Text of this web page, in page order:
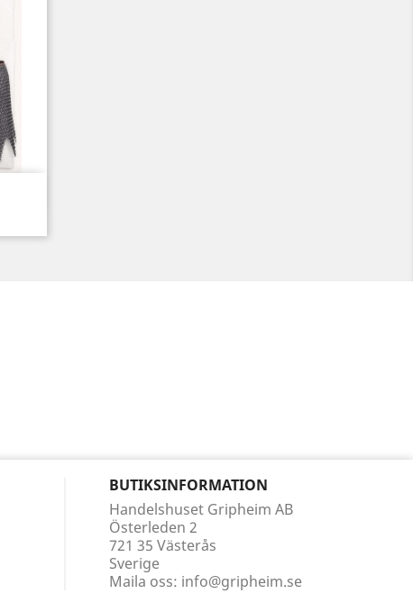
BUTIKSINFORMATION
Handelshuset Gripheim AB
Österleden 2
721 35 Västerås
Sverige
Maila oss: info@gripheim.se